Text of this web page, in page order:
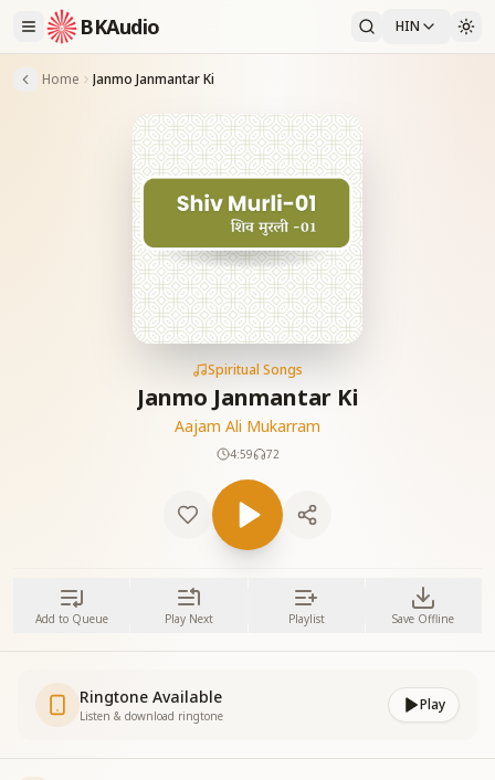
BKAudio HIN
Home Janmo Janmantar Ki
Spiritual Songs
Janmo Janmantar Ki
Aajam Ali Mukarram
4:59 72
Add to Queue Play Next Playlist Save Offline
Ringtone Available
Listen & download ringtone
Play